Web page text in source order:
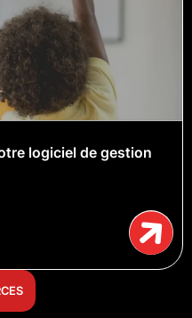
logiciel de gestion